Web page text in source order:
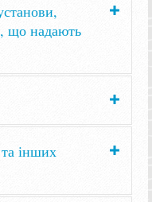
що надають
інших